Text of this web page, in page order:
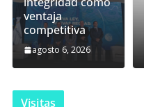
ventaja
competitiva
agosto 6, 2026
Visitas